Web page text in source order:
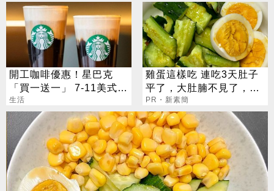
開工咖啡優惠！星巴克
「買一送一」 7-11美式買
7送7
生活
雞蛋這樣吃 連吃3天肚子
平了，大肚腩不見了，脂
肪沒了！
PR・新素簡